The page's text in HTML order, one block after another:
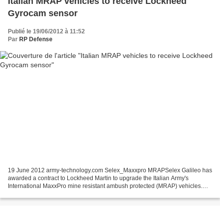
Gyrocam sensor
Publié le 19/06/2012 à 11:52
Par RP Defense
19 June 2012 army-technology.com Selex_Maxxpro MRAPSelex Galileo has
awarded a contract to Lockheed Martin to upgrade the Italian Army's
International MaxxPro mine resistant ambush protected (MRAP) vehicles.